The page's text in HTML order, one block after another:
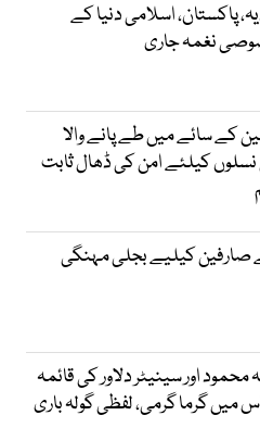
پاکستان، اسلامی دنیا کے
نغمہ جاری
کے سائے میں طے پانے والا
نسلوں کیلئے امن کی ڈھال ثابت
کیلیے بجلی مہنگی
اور سینیٹر دلاور کی قائمہ
میں گرما گرمی، لفظی گولہ باری